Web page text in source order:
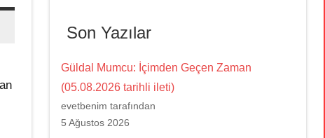
Son Yazılar
Güldal Mumcu: İçimden Geçen Zaman
(05.08.2026 tarihli ileti)
evetbenim tarafından
5 Ağustos 2026